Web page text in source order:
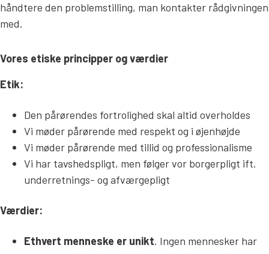
håndtere den problemstilling, man kontakter rådgivningen
med.
Vores etiske principper og værdier
Etik:
Den pårørendes fortrolighed skal altid overholdes
Vi møder pårørende med respekt og i øjenhøjde
Vi møder pårørende med tillid og professionalisme
Vi har tavshedspligt, men følger vor borgerpligt ift.
underretnings- og afværgepligt
Værdier:
Ethvert menneske er unikt. Ingen mennesker har